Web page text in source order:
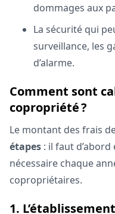
dommages aux
La sécurité qui
surveillance, les
d’alarme.
Comment sont
copropriété ?
Le montant des frais
étapes : il faut
nécessaire chaque
copropriétaires.
1.